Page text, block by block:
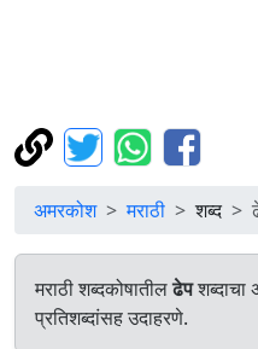
अमरकोश मराठी शब्द
मराठी शब्दकोषातीलढेपशब्दाचा
प्रतिशब्दांसह उदाहरणे.